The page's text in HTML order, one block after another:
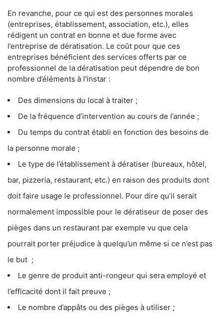
En revanche, pour ce qui est des personnes morales
(entreprises, établissement, association, etc.), elles
rédigent un contrat en bonne et due forme avec
l’entreprise de dératisation. Le coût pour que ces
entreprises bénéficient des services offerts par ce
professionnel de la dératisation peut dépendre de bon
nombre d’éléments à l'instar :
Des dimensions du local à traiter ;
De la fréquence d’intervention au cours de l’année ;
Du temps du contrat établi en fonction des besoins de
la personne morale ;
Le type de l’établissement à dératiser (bureaux, hôtel,
bar, pizzeria, restaurant, etc.) en raison des produits dont
doit faire usage le professionnel. Pour dire qu’il serait
normalement impossible pour le dératiseur de poser des
pièges dans un restaurant par exemple vu que cela
pourrait porter préjudice à quelqu’un même si ce n’est pas
le but ;
Le genre de produit anti-rongeur qui sera employé et
l’efficacité dont il fait preuve ;
Le nombre d’appâts ou des pièges à utiliser ;